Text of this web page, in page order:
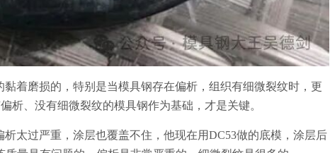
着磨损的，特别是当模具钢存在偏析，组织有细微裂纹时，更
析、没有细微裂纹的模具钢作为基础，才是关键。
太过严重，涂层也覆盖不住，他现在用DC53做的底模，涂层后